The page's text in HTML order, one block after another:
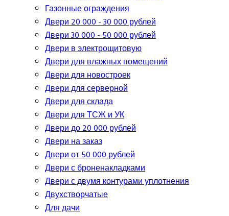
Газонные ограждения
Двери 20 000 - 30 000 рублей
Двери 30 000 - 50 000 рублей
Двери в электрощитовую
Двери для влажных помещений
Двери для новостроек
Двери для серверной
Двери для склада
Двери для ТСЖ и УК
Двери до 20 000 рублей
Двери на заказ
Двери от 50 000 рублей
Двери с броненакладками
Двери с двумя контурами уплотнения
Двухстворчатые
Для дачи